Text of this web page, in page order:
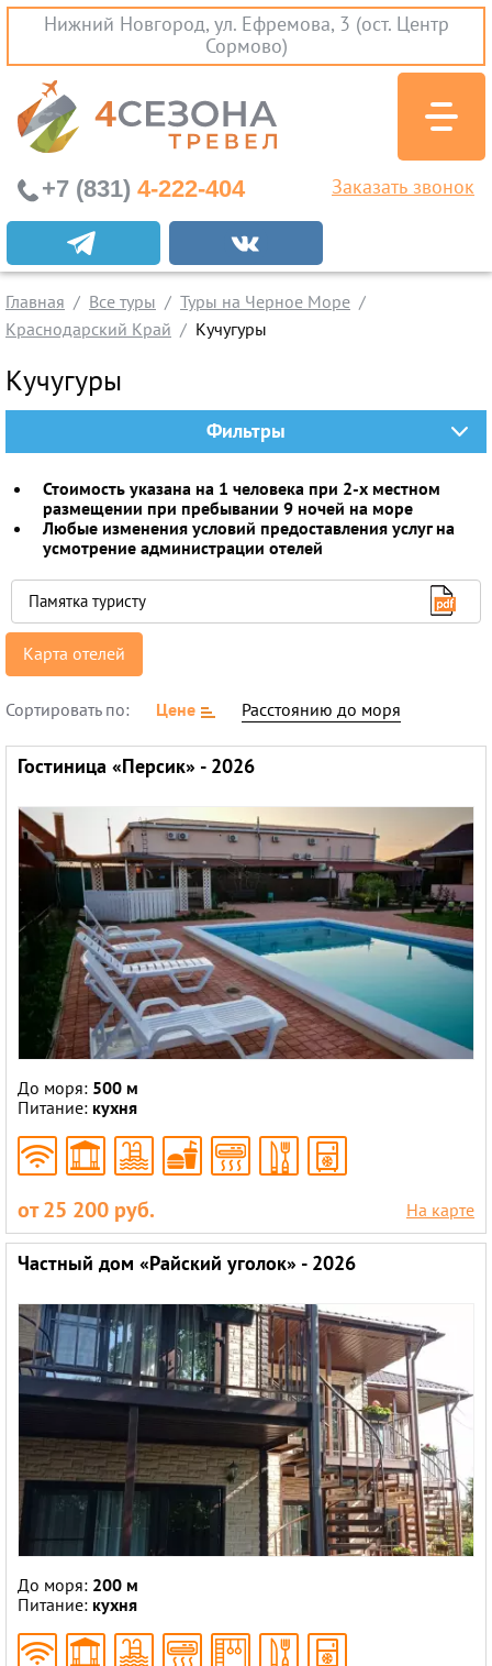
Нижний Новгород, ул. Ефремова, 3 (ост. Центр
Сормово)
Экскурсионные туры
Заграничные экскурсии
Туры на Черное Море
Абхазия
Проезд без проживания
Вылеты из Нижнего Новгорода
Горящие туры
Железнодорожные туры
Круизы
+7 (831) 4-222-404 Заказать звонок
Главная Все туры
Туры на Черное Море
Краснодарский Край
Кучугуры
Кучугуры
Фильтры
Стоимость указана на 1 человека при 2-х местном
размещении при пребывании 9 ночей на море
Любые изменения условий предоставления услуг на
усмотрение администрации отелей
Памятка туристу
Карта отелей
Сортировать по: Цене Расстоянию до моря
Гостиница «Персик» - 2026
До моря: 500 м
Питание: кухня
от 25 200 руб. На карте
Частный дом «Райский уголок» - 2026
До моря: 200 м
Питание: кухня